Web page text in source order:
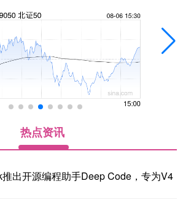
热点资讯
出开源编程助手Deep Code，专为V4